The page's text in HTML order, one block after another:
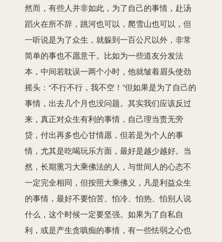
然而，有些人并非如此，为了自己的事情，赴汤
蹈火在所不辞，跳河也可以，爬雪山也可以，但
一听说是为了众生，就躲到一百公尺以外，非常
简单的事也不愿意干。比如为一些道友分发法
本，中间若耽误一两个小时，他就皱着眉头使劲
摇头：“不行不行，我不空！”但如果是为了自己的
事情，出去几个月也没问题。其实我们应该反过
来，真正对众生有利的事情，自己理当责无旁
贷，付出再多也心甘情愿，但若是为个人的事
情，尤其是吃喝玩乐方面，最好是越少越好。当
然，长期熏习大乘佛法的人，与世间人的心态不
一定完全相同，但按照大乘佛义，凡是利益众生
的事情，最好不要怕苦、怕冷、怕热、怕别人说
什么，这个时候一定要坚强。如果为了自私自
利，或是产生贪嗔痴的事情，有一些怯弱之心也